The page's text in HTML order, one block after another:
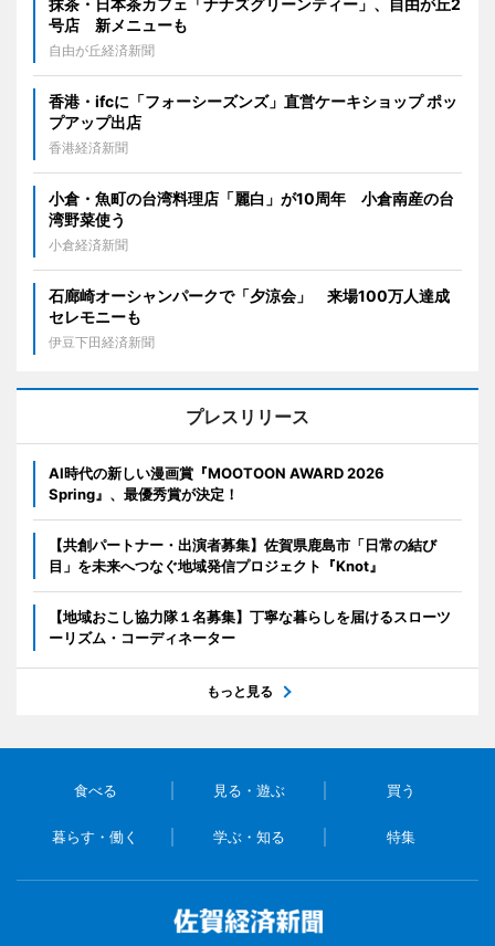
号店 新メニューも
自由が丘経済新聞
香港・ifcに「フォーシーズンズ」直営ケーキショップ ポッ
プアップ出店
香港経済新聞
小倉・魚町の台湾料理店「麗白」が10周年 小倉南産の台
湾野菜使う
小倉経済新聞
石廊崎オーシャンパークで「夕涼会」 来場100万人達成
セレモニーも
伊豆下田経済新聞
プレスリリース
AI時代の新しい漫画賞『MOOTOON AWARD 2026
Spring』、最優秀賞が決定！
【共創パートナー・出演者募集】佐賀県鹿島市「日常の結び
目」を未来へつなぐ地域発信プロジェクト『Knot』
【地域おこし協力隊１名募集】丁寧な暮らしを届けるスローツ
ーリズム・コーディネーター
もっと見る
食べる 見る・遊ぶ 買う
暮らす・働く 学ぶ・知る 特集